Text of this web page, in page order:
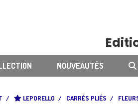
NOUVEAUTÉS
LEPORELLO CARRÉS PLIÉS